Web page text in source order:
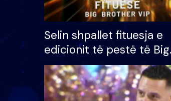
Selin shpallet fituesja e
edicionit të pestë të Big
Brother VIP, rrëmben
çmimin e madh prej 100
mijë eurosh